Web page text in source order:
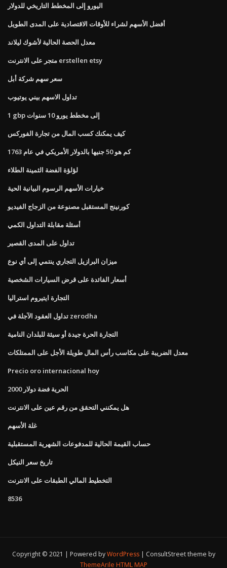
اليورو إلى المخطط التاريخي للدولار
أفضل الأسهم لشراء للأوقات الاقتصادية على المدى الطويل
معدل الحصة الحالية لأشوك ليلاند
متجر على الانترنت erstellen etsy
سعر سهم شركة أبل
تداول الاسهم بيني يوتيوب
1 gbp إلى مخطط يورو 10 سنوات
كيف يمكنك كسب المال من تجارة الفوركس
كم هو 50 جنيها بالدولار الأمريكي في عام 1763
لؤلؤة الفضة الثمينة الطلاء
خيارات الأسهم الرسوم البيانية الحية
كورنينج المستقبل مصنوعة من الزجاج الفيديو
أسئلة مقابلة التداول الكمي
تداول على المدى القصير
ميزان البرازيل التجاري ينتمي إلى أي نوع
أسعار الفائدة على قرض السيارات الشخصية
التجارة ايتيروم استراليا
تداول العقود الآجلة في zerodha
التجارة الحرة جيدة أو سيئة للبلدان النامية
معدل الضريبة على مكاسب رأس المال طويلة الأجل على الممتلكات
Precio oro internacional hoy
الحرية فضة دولار 2000
هل يمكنني التحقق من رقم عين على الانترنت
غلة الأسهم
حساب القيمة الحالية للمدفوعات الشهرية المستقبلية
تاريخ سعر النيكل
التخطيط المالي الطبقات على الانترنت
8536
Copyright © 2021 | Powered byWordPress
ConsultStreet theme by
ThemeArile HTML MAP